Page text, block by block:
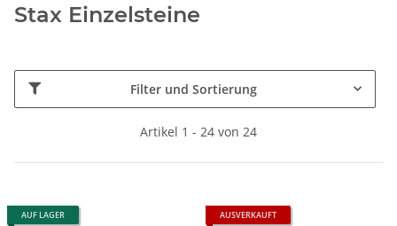
Stax Einzelsteine
Filter und Sortierung
Artikel 1 - 24 von 24
AUF LAGER AUSVERKAUFT